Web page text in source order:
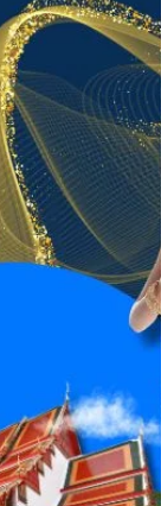
าที
รสเด็ด
รือ ชื่อลือชา มาอยุธยา
งแท้จริงลองดูข้อมูล